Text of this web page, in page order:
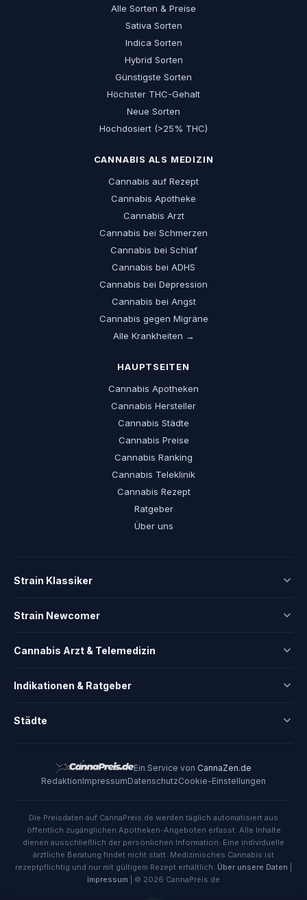
Alle Sorten & Preise
Sativa Sorten
Indica Sorten
Hybrid Sorten
Günstigste Sorten
Höchster THC-Gehalt
Neue Sorten
Hochdosiert (>25% THC)
CANNABIS ALS MEDIZIN
Cannabis auf Rezept
Cannabis Apotheke
Cannabis Arzt
Cannabis bei Schmerzen
Cannabis bei Schlaf
Cannabis bei ADHS
Cannabis bei Depression
Cannabis bei Angst
Cannabis gegen Migräne
Alle Krankheiten →
HAUPTSEITEN
Cannabis Apotheken
Cannabis Hersteller
Cannabis Städte
Cannabis Preise
Cannabis Ranking
Cannabis Teleklinik
Cannabis Rezept
Ratgeber
Über uns
Strain Klassiker
Strain Newcomer
Cannabis Arzt & Telemedizin
Indikationen & Ratgeber
Städte
Ein Service von CannaZen.de
RedaktionImpressumDatenschutzCookie-Einstellungen
Die Preisdaten auf CannaPreis.de werden täglich automatisiert aus
öffentlich zugänglichen Apotheken-Angeboten erfasst. Alle Inhalte
dienen ausschließlich der persönlichen Information. Eine individuelle
ärztliche Beratung findet nicht statt. Medizinisches Cannabis ist
rezeptpflichtig und nur mit gültigem Rezept erhältlich. Über unsere Daten
Impressum | © 2026 CannaPreis.de